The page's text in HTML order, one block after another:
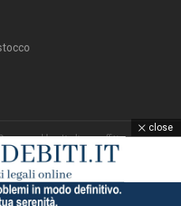
by Italiagraffiti.
Cookie Policy (UE)
close